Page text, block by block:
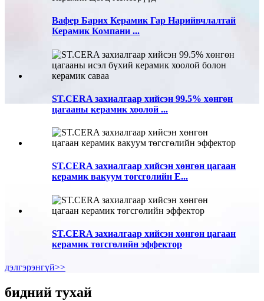
Вафер Барих Керамик Гар Нарийвчлалтай
Керамик Компани ...
ST.CERA захиалгаар хийсэн 99.5% хөнгөн
цагааны керамик хоолой ...
ST.CERA захиалгаар хийсэн хөнгөн цагаан
керамик вакуум төгсгөлийн E...
ST.CERA захиалгаар хийсэн хөнгөн цагаан
керамик төгсгөлийн эффектор
дэлгэрэнгүй>>
бидний тухай